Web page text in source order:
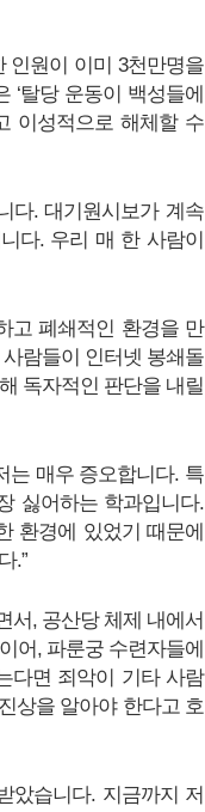
인원이 이미 3천만명을
‘탈당 운동이 백성들에
이성적으로 해체할 수
다. 대기원시보가 계속
다. 우리 매 한 사람이
고 폐쇄적인 환경을 만
람들이 인터넷 봉쇄돌
독자적인 판단을 내릴
는 매우 증오합니다. 특
싫어하는 학과입니다.
환경에 있었기 때문에
.”
서, 공산당 체제 내에서
어, 파룬궁 수련자들에
다면 죄악이 기타 사람
상을 알아야 한다고 호
았습니다. 지금까지 저